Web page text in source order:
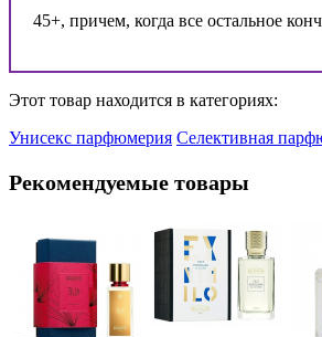
45+, причем, когда все остальное
Этот товар находится в категориях:
Унисекс парфюмерия Селективная
Рекомендуемые товары